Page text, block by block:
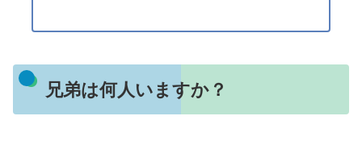
兄弟は何人いますか？